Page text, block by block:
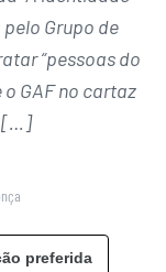
Grupo de
“pessoas do
GAF no cartaz
[…]
preferida